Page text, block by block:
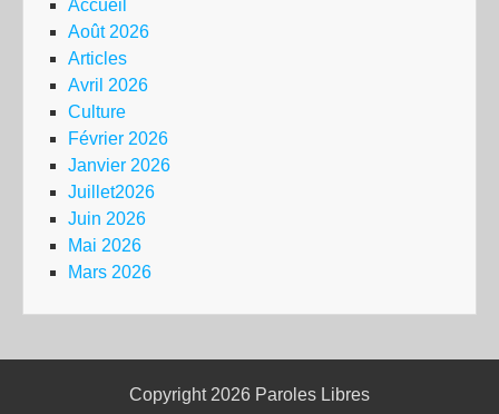
Accueil
Août 2026
Articles
Avril 2026
Culture
Février 2026
Janvier 2026
Juillet2026
Juin 2026
Mai 2026
Mars 2026
Copyright 2026 Paroles Libres